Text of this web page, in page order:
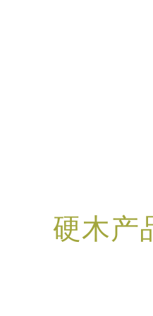
硬木产